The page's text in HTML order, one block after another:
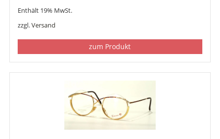
Enthält 19% MwSt.
zzgl.Versand
zum Produkt